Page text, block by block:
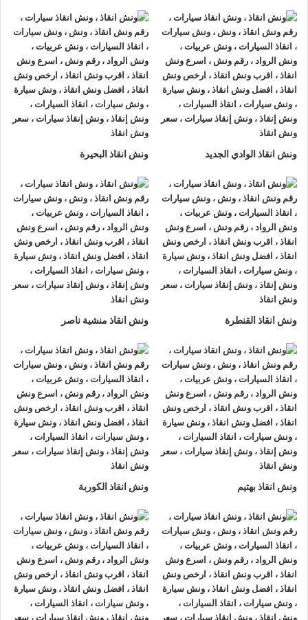
ونش انقاذ سيارات الروادلأنقاذ السيارات اسرع و ارخصونش انقاذ
سيارات في برج العرببخصم 50% اتصل بنا الان ليصلك
اقرب
ونش انقاذ سيارات في برج العرب
هناك العديد من الظروف الطارئة
التي قد تحدث لنا اثناء القيادة علي الطريق فمن الممكن ان تتعرض
لحادث سير مفاجي او ان تتعطل سيارتك وقد تحتاج الي نقلها الي
اقرب مركز صيانة او توكيل.
أذا كنت تبحث عن ونش انقاذ سيارات في برج العرب اتصل بنا الان
علي 01063144040
01093018585
–
01120018852
ونش انقاذ , ونش انقاذ سيارات
ونش انقاذ برج العرب
ونش انقاذ برج العرب نقدم خدمة المساعدة على الطريق بسرعة
وبأسعار معقولة ، وخدمةإنقاذ السياراتفي برج العرب و على جميع
الطرق و لدينا فريق من السائقين الوناشين ذوي الخبرة والمدربين
ونش انقاذ الوادي الجديد ونش انقاذ البحيرة
ونش انقاذ القنطرة ونش انقاذ منشية ناصر
ونش انقاذ بهتيم ونش انقاذ الكوربة